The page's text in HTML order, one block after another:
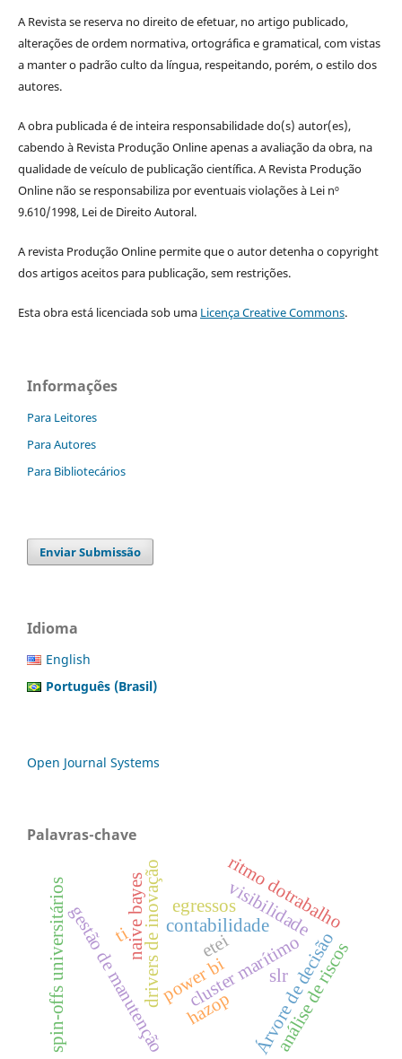
A Revista se reserva no direito de efetuar, no artigo publicado,
alterações de ordem normativa, ortográfica e gramatical, com vistas
a manter o padrão culto da língua, respeitando, porém, o estilo dos
autores.
A obra publicada é de inteira responsabilidade do(s) autor(es),
cabendo à Revista Produção Online apenas a avaliação da obra, na
qualidade de veículo de publicação científica. A Revista Produção
Online não se responsabiliza por eventuais violações à Lei nº
9.610/1998, Lei de Direito Autoral.
A revista Produção Online permite que o autor detenha o copyright
dos artigos aceitos para publicação, sem restrições.
Esta obra está licenciada sob uma Licença Creative Commons.
Informações
Para Leitores
Para Autores
Para Bibliotecários
Enviar Submissão
Idioma
English
Português (Brasil)
Open Journal Systems
Palavras-chave
visibilidade
cluster marítimo
drivers de inovação
gestão de manutenção
ritmo dotrabalho
contabilidade
slr
naive bayes
Árvore de decisão
análise de riscos
hazop
etei
power bi
ti
egressos
spin-offs universitários